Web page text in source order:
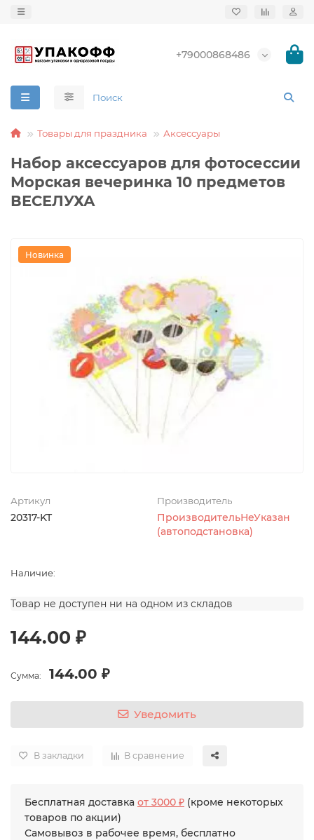
+79000868486
Товары для праздника Аксессуары
Набор аксессуаров для фотосессии
Морская вечеринка 10 предметов
ВЕСЕЛУХА
Новинка
Артикул
20317-KT
Производитель
ПроизводительНеУказан
(автоподстановка)
Наличие:
Товар не доступен ни на одном из складов
144.00 ₽
Сумма: 144.00 ₽
Уведомить
В закладки В сравнение
Бесплатная доставка от 3000 ₽ (кроме некоторых
товаров по акции)
Самовывоз в рабочее время, бесплатно